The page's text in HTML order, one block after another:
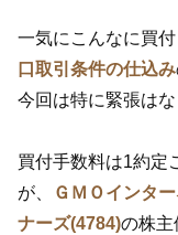
一気にこんなに買
口取引条件の仕込み
今回は特に緊張は
買付手数料は1約定
が、
ＧＭＯインタ
ナーズ(4784)の株主